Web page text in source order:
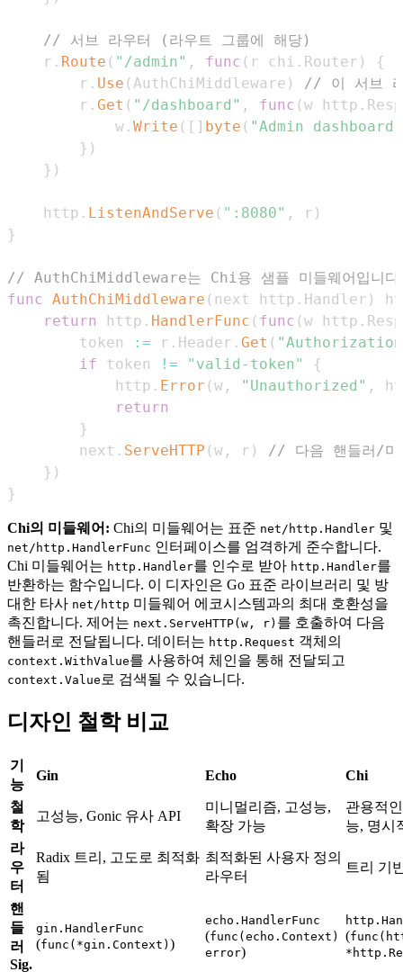
// 서브 라우터 (라우트 그룹에 해당)
	r
. Route ( "/admin" , func ( r chi . Router )
{
		r
. Use (AuthChiMiddleware )
// 이 서브
		r
. Get ( "/dashboard" , func (w http .
			w
. Write ( [ ] byte ( "Admin dashboard"
} )
} )
	http
. ListenAndServe ( ":8080" , r )
}
// AuthChiMiddleware는 Chi용 샘플 미들웨어입니
func AuthChiMiddleware ( next http . Handler )
return
http . HandlerFunc ( func (w http .
		token
:= r . Header . Get (
if token != "valid-token"
{
			http
. Error (w , "Unauthorized" ,
return
}
		next
. ServeHTTP (w , r )
// 다음 핸들러/미
} )
}
Chi의 미들웨어: Chi의 미들웨어는 표준 net/http.Handler 및
net/http.HandlerFunc 인터페이스를 엄격하게 준수합니다.
Chi 미들웨어는 http.Handler를 인수로 받아 http.Handler를
반환하는 함수입니다. 이 디자인은 Go 표준 라이브러리 및 방
대한 타사 net/http 미들웨어 에코시스템과의 최대 호환성을
촉진합니다. 제어는 next.ServeHTTP(w, r) 를 호출하여 다음
핸들러로 전달됩니다. 데이터는 http.Request 객체의
context.WithValue를 사용하여 체인을 통해 전달되고
context.Value 로 검색될 수 있습니다.
디자인 철학 비교
기
능
Gin Echo Chi
철
학
고성능, Gonic 유사 API
미니멀리즘, 고성능,
확장 가능
관용적
능, 명시
라
우
터
Radix 트리, 고도로 최적화
됨
최적화된 사용자 정의
라우터
트리 기
핸
들
러
Sig.
gin.HandlerFunc
(func(*gin.Context) )
echo.HandlerFunc
(func(echo.Context)
error)
(